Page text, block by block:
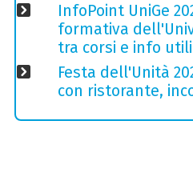
InfoPoint UniGe
formativa
tra corsi e info utili
Festa dell'Unità
con ristorante,